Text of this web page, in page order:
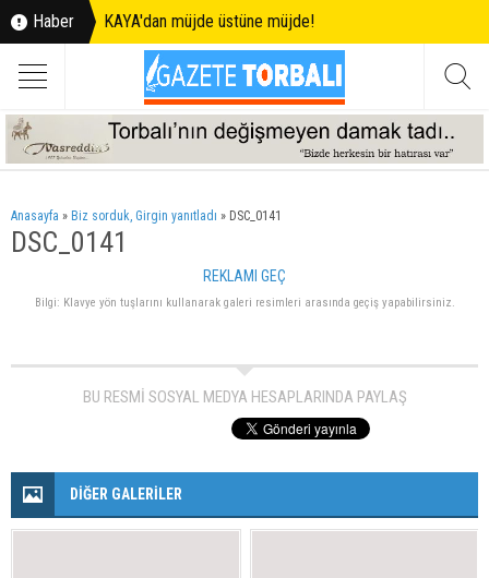
Haber KAYA'dan müjde üstüne müjde!
Anasayfa » Biz sorduk, Girgin yanıtladı » DSC_0141
DSC_0141
REKLAMI GEÇ
Bilgi: Klavye yön tuşlarını kullanarak galeri resimleri arasında geçiş yapabilirsiniz.
BU RESMİ SOSYAL MEDYA HESAPLARINDA PAYLAŞ
DİĞER GALERİLER